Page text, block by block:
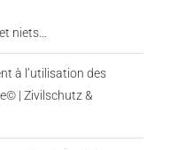
niets…
à l’utilisation des
| Zivilschutz &